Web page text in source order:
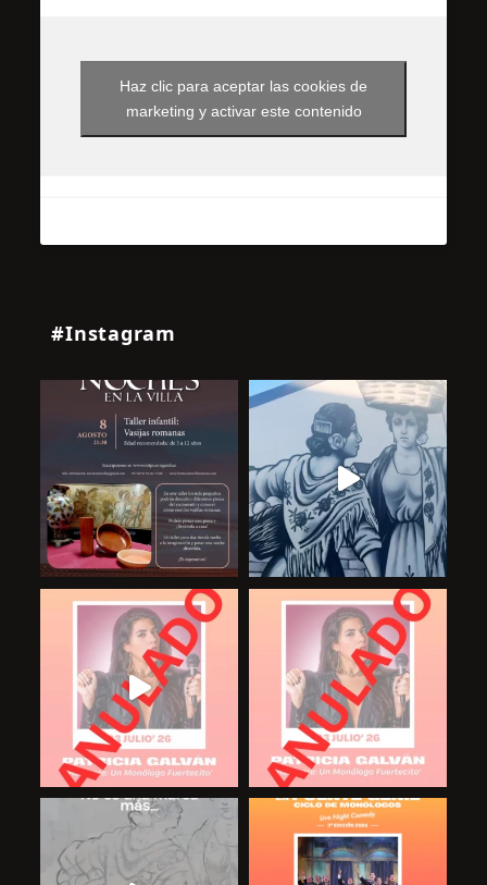
Haz clic para aceptar las cookies de
marketing y activar este contenido
#Instagram